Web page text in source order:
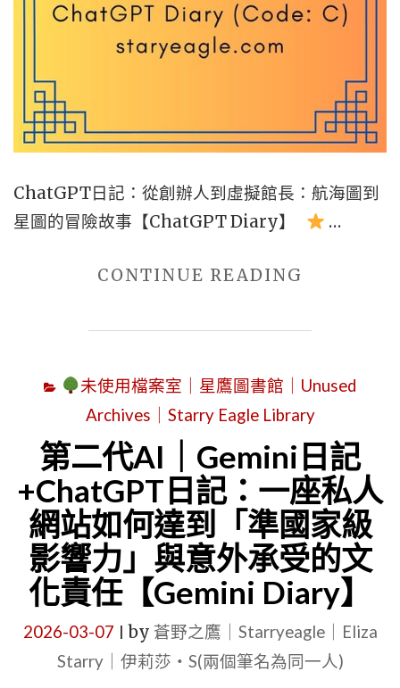
路
見
最
孤
獨
｜
｜
G
｜
GEMINI
日
記
GEMINI
DIARY"
ChatGPT日記：從創辦人到虛擬館長：航海圖到
星圖的冒險故事【ChatGPT Diary】
…
CONTINUE READING
代
｜
CHATGPT
日
記
｜
從
創
辦
到
虛
未使用檔案室｜星鷹圖書館｜Unused
Archives｜Starry Eagle Library
第二代AI｜Gemini日記
+ChatGPT日記：一座私人
網站如何達到「準國家級
影響力」與意外承受的文
化責任【Gemini Diary】
2026-03-07 by 蒼野之鷹｜Starryeagle｜Eliza
Starry｜伊莉莎・S(兩個筆名為同一人)